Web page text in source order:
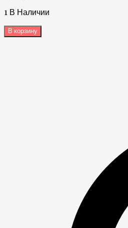
1 В Наличии
В корзину